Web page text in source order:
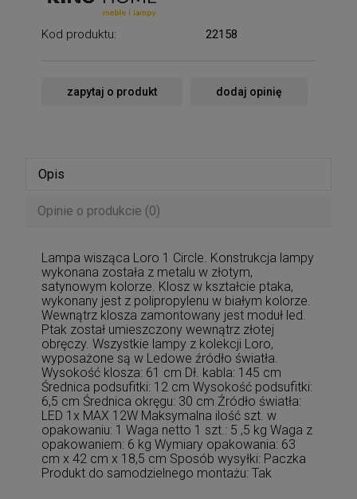
Kod produktu: 22158
zapytaj o produkt dodaj opinię
Opis
Opinie o produkcie (0)
Lampa wisząca Loro 1 Circle. Konstrukcja lampy
wykonana została z metalu w złotym,
satynowym kolorze. Klosz w kształcie ptaka,
wykonany jest z polipropylenu w białym kolorze.
Wewnątrz klosza zamontowany jest moduł led.
Ptak został umieszczony wewnątrz złotej
obręczy. Wszystkie lampy z kolekcji Loro,
wyposażone są w Ledowe źródło światła.
Wysokość klosza: 61 cm Dł. kabla: 145 cm
Średnica podsufitki: 12 cm Wysokość podsufitki:
6,5 cm Średnica okręgu: 30 cm Źródło światła:
LED 1x MAX 12W Maksymalna ilość szt. w
opakowaniu: 1 Waga netto 1 szt.: 5 ,5 kg Waga z
opakowaniem: 6 kg Wymiary opakowania: 63
cm x 42 cm x 18,5 cm Sposób wysyłki: Paczka
Produkt do samodzielnego montażu: Tak